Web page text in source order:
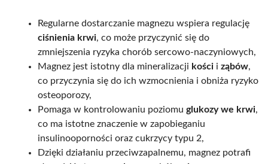
Regularne dostarczanie magnezu wspiera regulację
ciśnienia krwi, co może przyczynić się do
zmniejszenia ryzyka chorób sercowo-naczyniowych,
Magnez jest istotny dla mineralizacji kości i ząbów,
co przyczynia się do ich wzmocnienia i obniża ryzyko
osteoporozy,
Pomaga w kontrolowaniu poziomu glukozy we krwi,
co ma istotne znaczenie w zapobieganiu
insulinooporności oraz cukrzycy typu 2,
Dzięki działaniu przeciwzapalnemu, magnez potrafi